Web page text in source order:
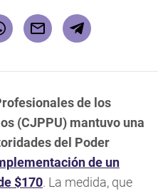
de los
(CJPPU) mantuvo una
del Poder
de un
$170. La medida, que